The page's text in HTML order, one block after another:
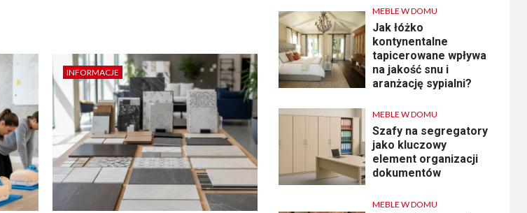
INFORMACJE
MEBLE W DOMU
Jak łóżko
kontynentalne
tapicerowane wpływa
na jakość snu i
aranżację sypialni?
MEBLE W DOMU
Szafy na segregatory
jako kluczowy
element organizacji
dokumentów
MEBLE W DOMU